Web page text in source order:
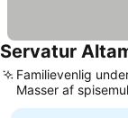
Servatur
Familievenlig
Masser af